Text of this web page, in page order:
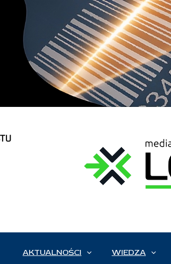
AKTUALNOŚCI WIEDZA